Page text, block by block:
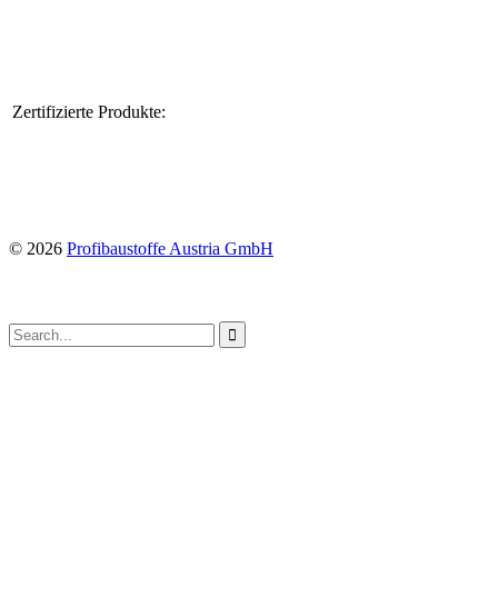
Zertifizierte Produkte:
© 2026 Profibaustoffe Austria GmbH
